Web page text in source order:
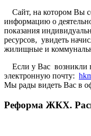
Сайт, на котором Вы
информацию о
показания
ресурсов, увидеть
жилищные и
Если у Вас возникли
электронную почту:
Мы рады видеть Вас в
Реформа ЖКХ.